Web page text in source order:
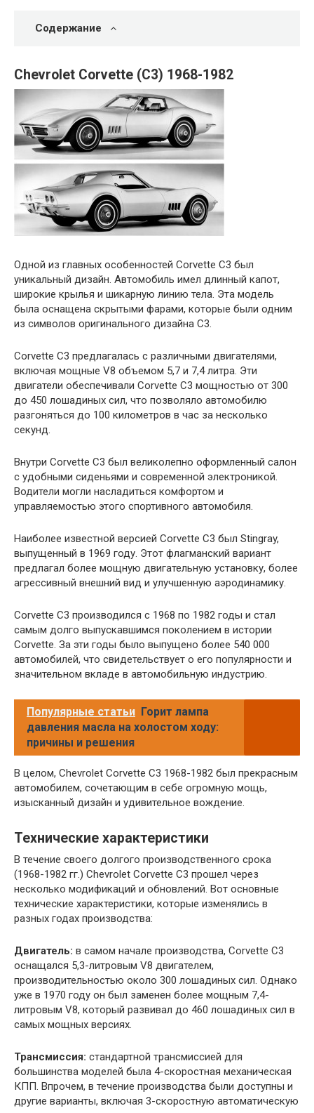
Содержание
Chevrolet Corvette (C3) 1968-1982
Одной из главных особенностей Corvette C3 был
уникальный дизайн. Автомобиль имел длинный капот,
широкие крылья и шикарную линию тела. Эта модель
была оснащена скрытыми фарами, которые были одним
из символов оригинального дизайна C3.
Corvette C3 предлагалась с различными двигателями,
включая мощные V8 объемом 5,7 и 7,4 литра. Эти
двигатели обеспечивали Corvette C3 мощностью от 300
до 450 лошадиных сил, что позволяло автомобилю
разгоняться до 100 километров в час за несколько
секунд.
Внутри Corvette C3 был великолепно оформленный салон
с удобными сиденьями и современной электроникой.
Водители могли насладиться комфортом и
управляемостью этого спортивного автомобиля.
Наиболее известной версией Corvette C3 был Stingray,
выпущенный в 1969 году. Этот флагманский вариант
предлагал более мощную двигательную установку, более
агрессивный внешний вид и улучшенную аэродинамику.
Corvette C3 производился с 1968 по 1982 годы и стал
самым долго выпускавшимся поколением в истории
Corvette. За эти годы было выпущено более 540 000
автомобилей, что свидетельствует о его популярности и
значительном вкладе в автомобильную индустрию.
Популярные статьи Горит лампа
давления масла на холостом ходу:
причины и решения
В целом, Chevrolet Corvette C3 1968-1982 был прекрасным
автомобилем, сочетающим в себе огромную мощь,
изысканный дизайн и удивительное вождение.
Технические характеристики
В течение своего долгого производственного срока
(1968-1982 гг.) Chevrolet Corvette C3 прошел через
несколько модификаций и обновлений. Вот основные
технические характеристики, которые изменялись в
разных годах производства:
Двигатель: в самом начале производства, Corvette C3
оснащался 5,3-литровым V8 двигателем,
производительностью около 300 лошадиных сил. Однако
уже в 1970 году он был заменен более мощным 7,4-
литровым V8, который развивал до 460 лошадиных сил в
самых мощных версиях.
Трансмиссия: стандартной трансмиссией для
большинства моделей была 4-скоростная механическая
КПП. Впрочем, в течение производства были доступны и
другие варианты, включая 3-скоростную автоматическую